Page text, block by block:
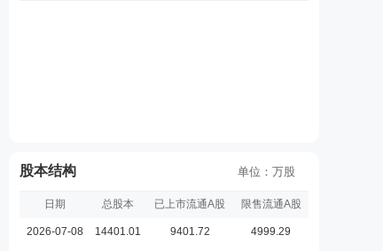
股本结构 单位：万股
日期 总股本 已上市流通A股 限售流通A股
2026-07-08 14401.01 9401.72 4999.29